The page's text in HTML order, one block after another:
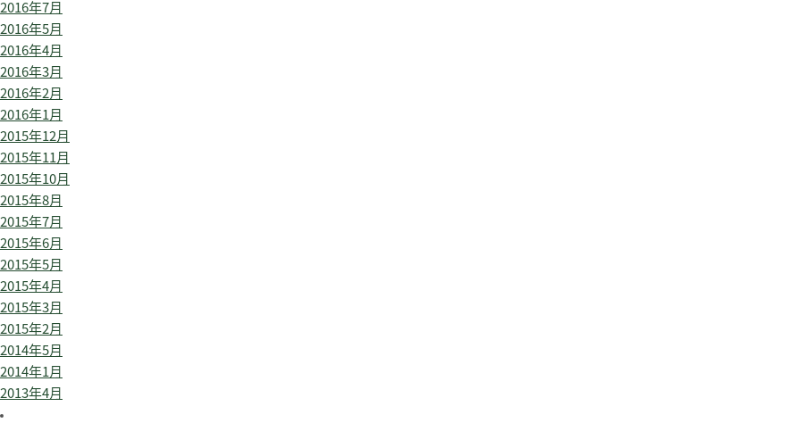
2016年7月
2016年5月
2016年4月
2016年3月
2016年2月
2016年1月
2015年12月
2015年11月
2015年10月
2015年8月
2015年7月
2015年6月
2015年5月
2015年4月
2015年3月
2015年2月
2014年5月
2014年1月
2013年4月